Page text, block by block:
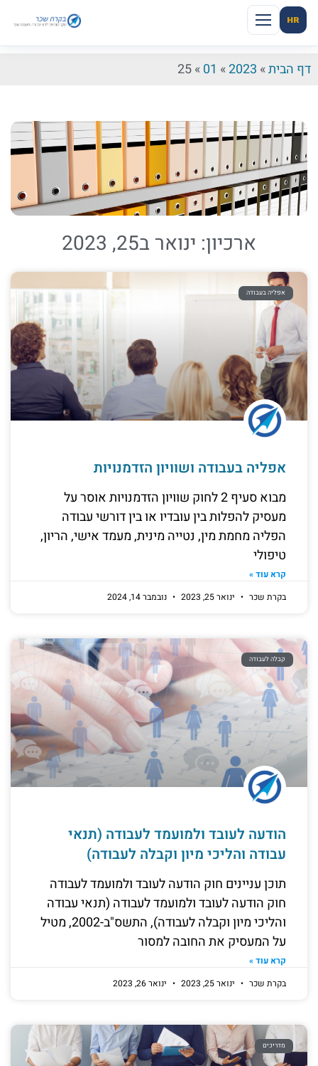
HR
דף הבית»
2023
»
01
»
ארכיון: ינואר ב25, 2023
אפליה בעבודה
אפליה בעבודה ושוויון הזדמנויות
מבוא סעיף 2 לחוק שוויון הזדמנויות אוסר על
מעסיק להפלות בין עובדיו או בין דורשי עבודה
הפליה מחמת מין, נטייה מינית, מעמד אישי, הריון,
טיפולי
קרא עוד »
בקרת שכר
ינואר 25, 2023 נובמבר 14, 2024
קבלה לעבודה
הודעה לעובד ולמועמד לעבודה (תנאי
עבודה והליכי מיון וקבלה לעבודה)
תוכן עניינים חוק הודעה לעובד ולמועמד לעבודה
חוק הודעה לעובד ולמועמד לעבודה (תנאי עבודה
והליכי מיון וקבלה לעבודה), התשס"ב-2002, מטיל
על המעסיק את החובה למסור
קרא עוד »
בקרת שכר
ינואר 25, 2023 ינואר 26, 2023
מדריכים